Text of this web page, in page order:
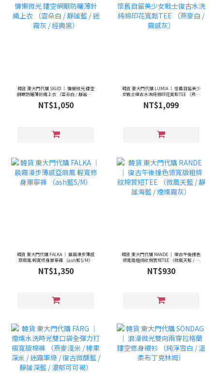
韓貨 東大門代購 SIGID ｜ 慵懶微光 鏤空
網眼防曬薄針織上衣 （雲朵白 / 靜謐藍 /
NT$1,050
韓貨 東大門代購 LUMIA ｜ 懷舊自留美少
女戰士復古水洗純棉印花寬鬆TEE （燕麥
NT$1,099
韓貨 東大門代購 FALKA ｜ 晨霧漫步薄感
亞麻風 輕寬修身單寧褲 （ash藍S/M）
NT$1,350
韓貨 東大門代購 RANDE ｜ 復古午後撞色
領寬版粗條紋棉質短TEE （微風天藍 / 靜
謐海藍 / 煙燻霧灰）
NT$930